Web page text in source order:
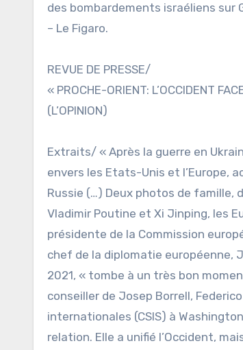
des bombardements israéliens sur
– Le Figaro.
REVUE DE PRESSE/
« PROCHE-ORIENT: L’OCCIDENT
(L’OPINION)
Extraits/ « Après la guerre en
envers les Etats-Unis et l’Europe,
Russie (…) Deux photos de famille,
Vladimir Poutine et Xi Jinping, les
présidente de la Commission
chef de la diplomatie européenne,
2021, « tombe à un très bon
conseiller de Josep Borrell,
internationales (CSIS) à
relation. Elle a unifié l’Occident,